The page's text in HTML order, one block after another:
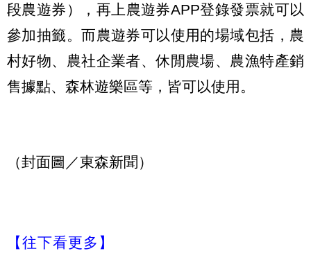
段農遊券），再上農遊券APP登錄發票就可以
參加抽籤。而農遊券可以使用的場域包括，農
村好物、農社企業者、休閒農場、農漁特產銷
售據點、森林遊樂區等，皆可以使用。
（封面圖／東森新聞）
【往下看更多】